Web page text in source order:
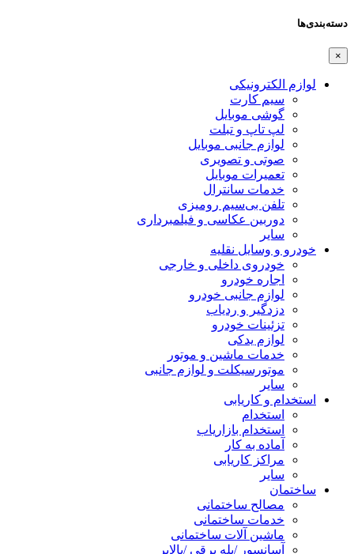
دسته‌بندی‌ها
×
لوازم الکترونیکی
سیم کارت
گوشی موبایل
لپ تاپ و تبلت
لوازم جانبی موبایل
صوتی و تصویری
تعمیرات موبایل
خدمات سانترال
تلفن بی‌سیم رومیزی
دوربین عکاسی و فیلمبرداری
سایر
خودرو و وسایل نقلیه
خودروی داخلی و خارجی
اجاره خودرو
لوازم جانبی خودرو
دزدگیر و ردیاب
تزئینات خودرو
لوازم یدکی
خدمات ماشین و موتور
موتورسیکلت و لوازم جانبی
سایر
استخدام و کاریابی
استخدام
استخدام بازاریاب
آماده به کار
مراکز کاریابی
سایر
ساختمان
مصالح ساختمانی
خدمات ساختمانی
ماشین آلات ساختمانی
آسانسور /پله برقی /بالابر